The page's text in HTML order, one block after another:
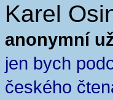
Karel
anonymní
jen bych
českého